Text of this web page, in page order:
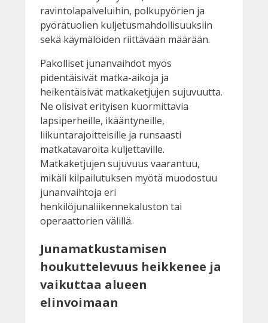
ravintolapalveluihin, polkupyörien ja
pyörätuolien kuljetusmahdollisuuksiin
sekä käymälöiden riittävään määrään.
Pakolliset junanvaihdot myös
pidentäisivät matka-aikoja ja
heikentäisivät matkaketjujen sujuvuutta.
Ne olisivat erityisen kuormittavia
lapsiperheille, ikääntyneille,
liikuntarajoitteisille ja runsaasti
matkatavaroita kuljettaville.
Matkaketjujen sujuvuus vaarantuu,
mikäli kilpailutuksen myötä muodostuu
junanvaihtoja eri
henkilöjunaliikennekaluston tai
operaattorien välillä.
Junamatkustamisen
houkuttelevuus heikkenee ja
vaikuttaa alueen
elinvoimaan